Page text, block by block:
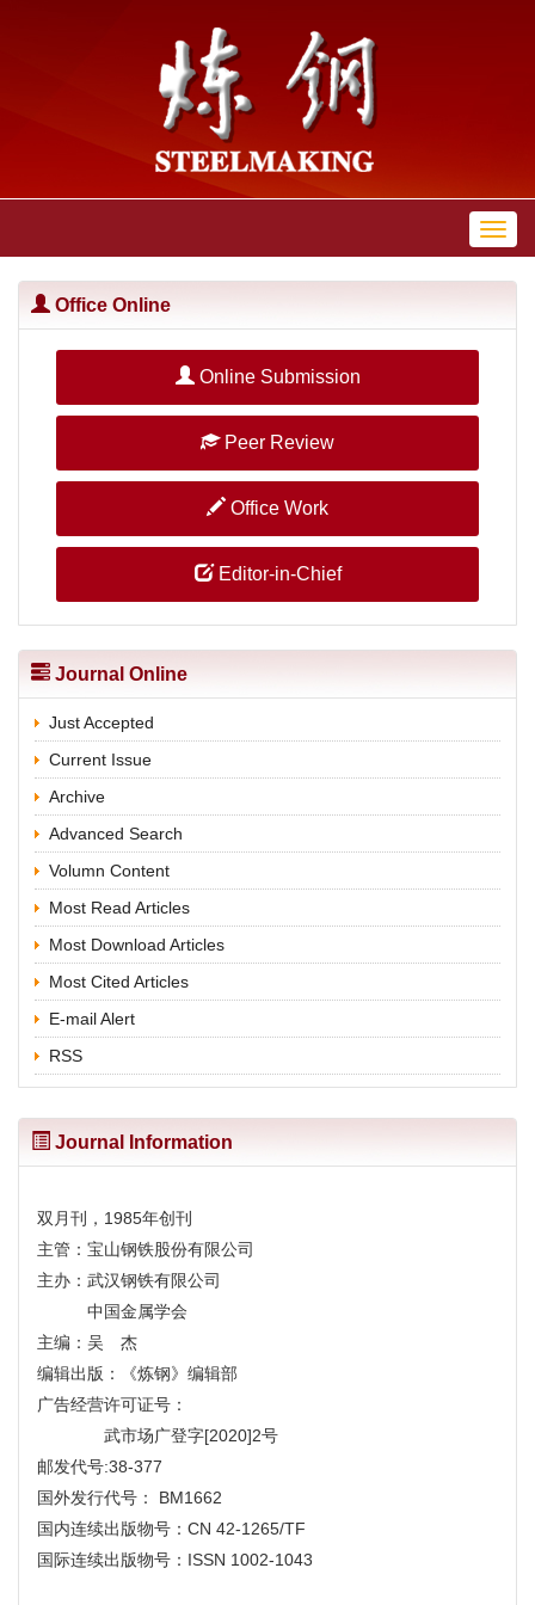
Office Online
Online Submission
Peer Review
Office Work
Editor-in-Chief
Journal Online
Just Accepted
Current Issue
Archive
Advanced Search
Volumn Content
Most Read Articles
Most Download Articles
Most Cited Articles
E-mail Alert
RSS
Journal Information
双月刊，1985年创刊
主管：宝山钢铁股份有限公司
主办：武汉钢铁有限公司
中国金属学会
主编：吴 杰
编辑出版：《炼钢》编辑部
广告经营许可证号：
武市场广登字[2020]2号
邮发代号:38-377
国外发行代号： BM1662
国内连续出版物号：CN 42-1265/TF
国际连续出版物号：ISSN 1002-1043